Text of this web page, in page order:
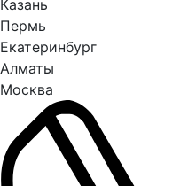
Казань
Пермь
Екатеринбург
Алматы
Москва